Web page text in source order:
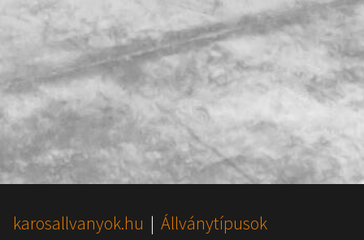
You are here:
karosallvanyok.hu
Állványtípusok